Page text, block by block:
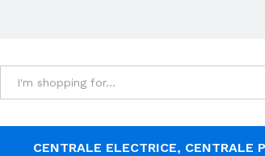
CENTRALE ELECTRICE, CENTRALE